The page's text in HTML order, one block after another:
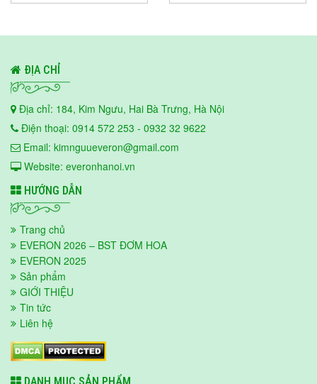
ĐỊA CHỈ
Địa chỉ: 184, Kim Ngưu, Hai Bà Trưng, Hà Nội
Điện thoại: 0914 572 253 - 0932 32 9622
Email: kimnguueveron@gmail.com
Website: everonhanoi.vn
HƯỚNG DẪN
Trang chủ
EVERON 2026 – BST ĐƠM HOA
EVERON 2025
Sản phẩm
GIỚI THIỆU
Tin tức
Liên hệ